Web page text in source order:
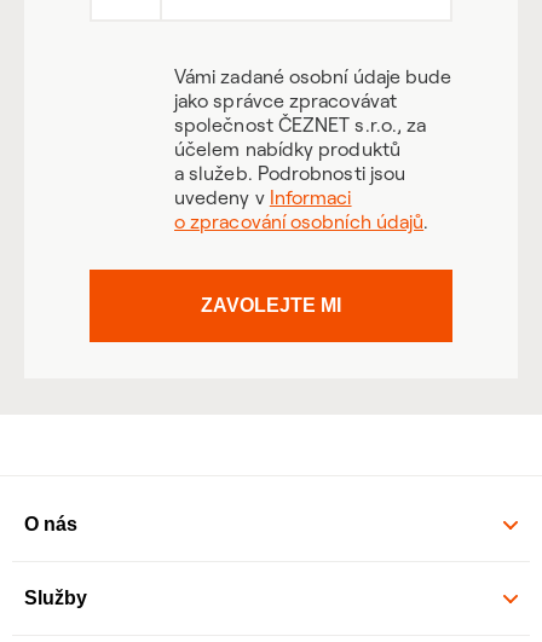
Vámi zadané osobní údaje bude
jako správce zpracovávat
společnost ČEZNET s.r.o., za
účelem nabídky produktů
a služeb. Podrobnosti jsou
uvedeny v Informaci
o zpracování osobních údajů.
ZAVOLEJTE MI
O nás
Služby